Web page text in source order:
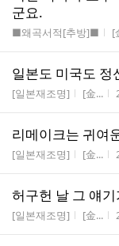
군요.
게시판명
■왜곡서적[추방]■ [
일본도 미국도 정
게시판명
[일본재조명] 작성자
[金...
리메이크는 귀여
게시판명
[일본재조명] 작성자
[金...
허구헌 날 그 얘
게시판명
[일본재조명] 작성자
[金...